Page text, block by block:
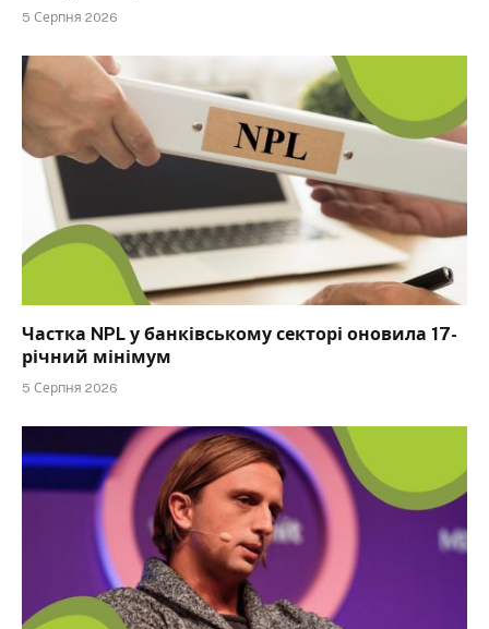
5 Серпня 2026
Частка NPL у банківському секторі оновила 17-
річний мінімум
5 Серпня 2026